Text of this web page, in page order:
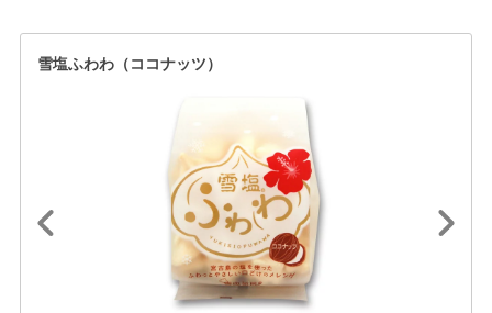
雪塩ふわわ（ココナッツ）